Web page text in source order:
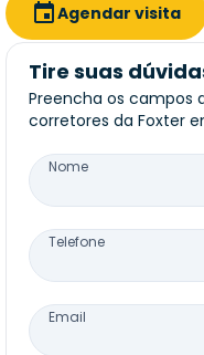
Agendar visita
Tire suas
Preencha os campos
corretores da Foxter
Nome
Telefone
Email